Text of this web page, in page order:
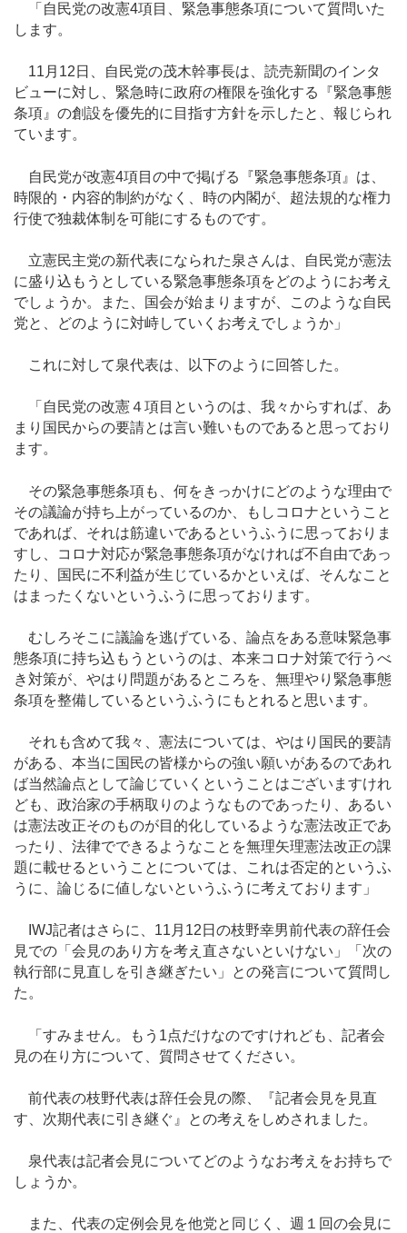
「自民党の改憲4項目、緊急事態条項について質問いた
します。
11月12日、自民党の茂木幹事長は、読売新聞のインタ
ビューに対し、緊急時に政府の権限を強化する『緊急事態
条項』の創設を優先的に目指す方針を示したと、報じられ
ています。
自民党が改憲4項目の中で掲げる『緊急事態条項』は、
時限的・内容的制約がなく、時の内閣が、超法規的な権力
行使で独裁体制を可能にするものです。
立憲民主党の新代表になられた泉さんは、自民党が憲法
に盛り込もうとしている緊急事態条項をどのようにお考え
でしょうか。また、国会が始まりますが、このような自民
党と、どのように対峙していくお考えでしょうか」
これに対して泉代表は、以下のように回答した。
「自民党の改憲４項目というのは、我々からすれば、あ
まり国民からの要請とは言い難いものであると思っており
ます。
その緊急事態条項も、何をきっかけにどのような理由で
その議論が持ち上がっているのか、もしコロナということ
であれば、それは筋違いであるというふうに思っておりま
すし、コロナ対応が緊急事態条項がなければ不自由であっ
たり、国民に不利益が生じているかといえば、そんなこと
はまったくないというふうに思っております。
むしろそこに議論を逃げている、論点をある意味緊急事
態条項に持ち込もうというのは、本来コロナ対策で行うべ
き対策が、やはり問題があるところを、無理やり緊急事態
条項を整備しているというふうにもとれると思います。
それも含めて我々、憲法については、やはり国民的要請
がある、本当に国民の皆様からの強い願いがあるのであれ
ば当然論点として論じていくということはございますけれ
ども、政治家の手柄取りのようなものであったり、あるい
は憲法改正そのものが目的化しているような憲法改正であ
ったり、法律でできるようなことを無理矢理憲法改正の課
題に載せるということについては、これは否定的というふ
うに、論じるに値しないというふうに考えております」
IWJ記者はさらに、11月12日の枝野幸男前代表の辞任会
見での「会見のあり方を考え直さないといけない」「次の
執行部に見直しを引き継ぎたい」との発言について質問し
た。
「すみません。もう1点だけなのですけれども、記者会
見の在り方について、質問させてください。
前代表の枝野代表は辞任会見の際、『記者会見を見直
す、次期代表に引き継ぐ』との考えをしめされました。
泉代表は記者会見についてどのようなお考えをお持ちで
しょうか。
また、代表の定例会見を他党と同じく、週１回の会見に